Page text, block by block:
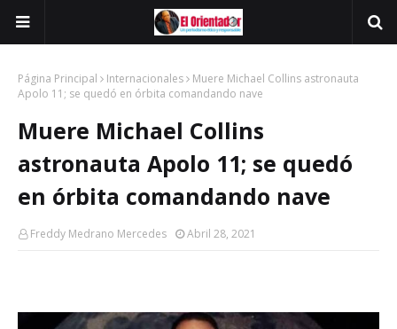
Página Principal Internacionales
Muere Michael Collins astronauta
Apolo 11; se quedó en órbita comandando nave
Muere Michael Collins
astronauta Apolo 11; se quedó
en órbita comandando nave
Freddy Medrano Mercedes Abril 28, 2021